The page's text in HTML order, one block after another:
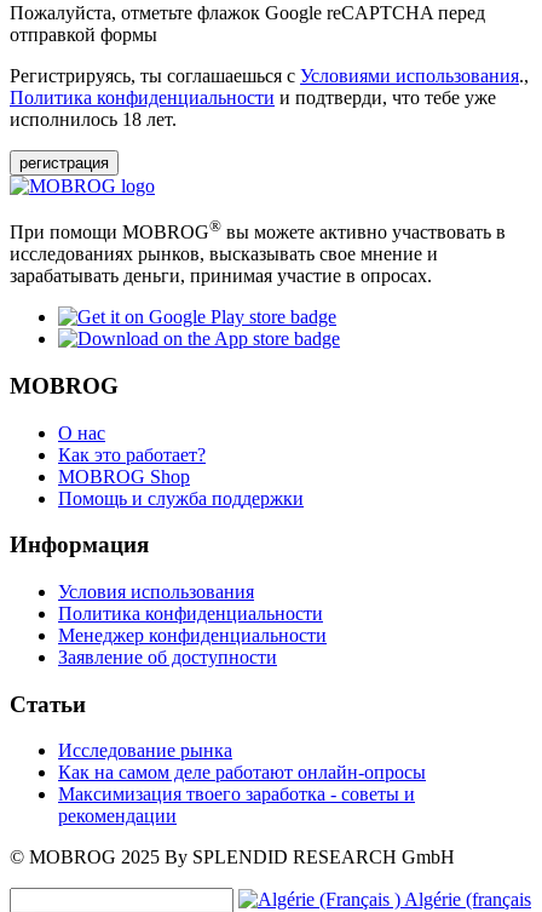
Пожалуйста, отметьте флажок Google reCAPTCHA перед
отправкой формы
Регистрируясь, ты соглашаешься с Условиями использования.,
Политика конфиденциальности и подтверди, что тебе уже
исполнилось 18 лет.
регистрация
При помощи MOBROG® вы можете активно участвовать в
исследованиях рынков, высказывать свое мнение и
зарабатывать деньги, принимая участие в опросах.
MOBROG
О нас
Как это работает?
MOBROG Shop
Помощь и служба поддержки
Информация
Условия использования
Политика конфиденциальности
Менеджер конфиденциальности
Заявление об доступности
Статьи
Исследование рынка
Как на самом деле работают онлайн-опросы
Максимизация твоего заработка - советы и
рекомендации
© MOBROG 2025 By SPLENDID RESEARCH GmbH
Algérie (français